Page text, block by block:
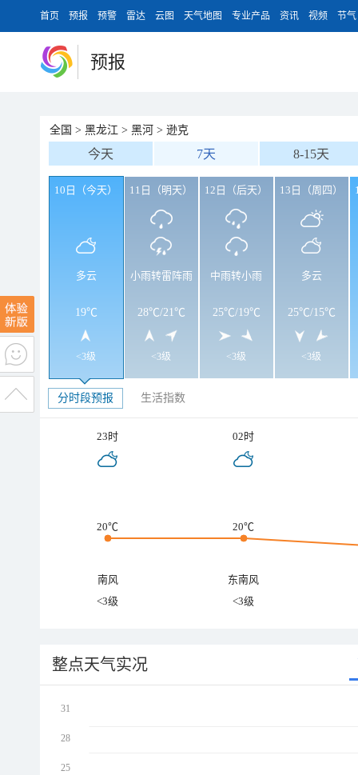
首页 预报 预警 雷达 云图 天气地图 专业产品 资讯 视频 节气
预报
全国 > 黑龙江 > 黑河 > 逊克
今天 7天 8-15天
10日（今天）
多云
19℃
<3级
11日（明天）
小雨转雷阵雨
28℃/21℃
<3级
12日（后天）
中雨转小雨
25℃/19℃
<3级
13日（周四）
多云
25℃/15℃
<3级
分时段预报 生活指数
23时 02时
20℃ 20℃
南风
东南风
<3级
<3级
整点天气实况
31
28
25